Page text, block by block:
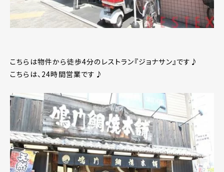
こちらは物件から徒歩4分のレストラン『ジョナサン』です♪
こちらは、24時間営業です♪